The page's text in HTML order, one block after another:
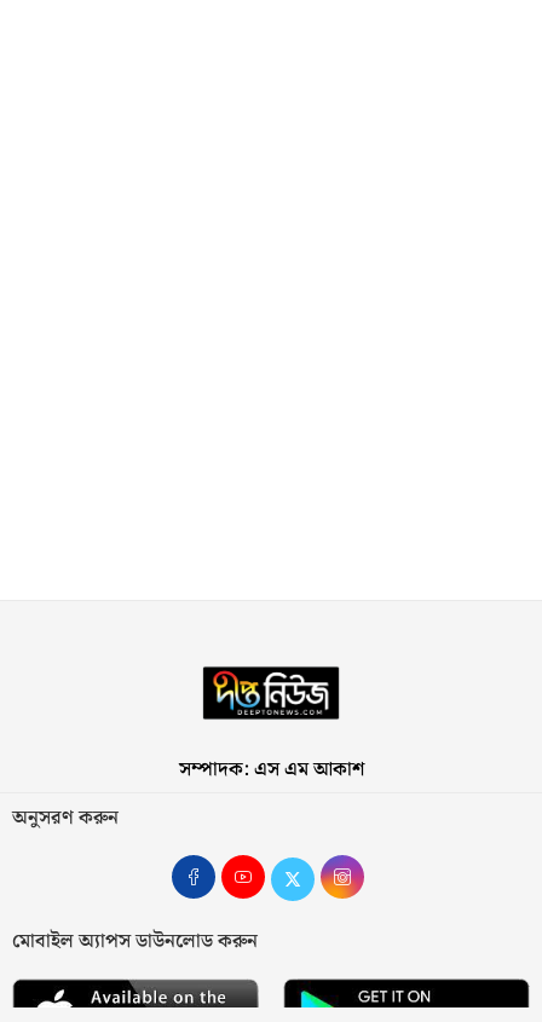
সম্পাদক: এস এম আকাশ
অনুসরণ করুন
মোবাইল অ্যাপস ডাউনলোড করুন